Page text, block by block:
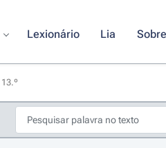
Lexionário Lia